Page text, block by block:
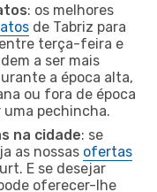
: os melhores
de Tabriz para
terça-feira e
a ser mais
a época alta,
ou fora de época
pechincha.
na cidade: se
as nossas ofertas
E se desejar
oferecer-lhe